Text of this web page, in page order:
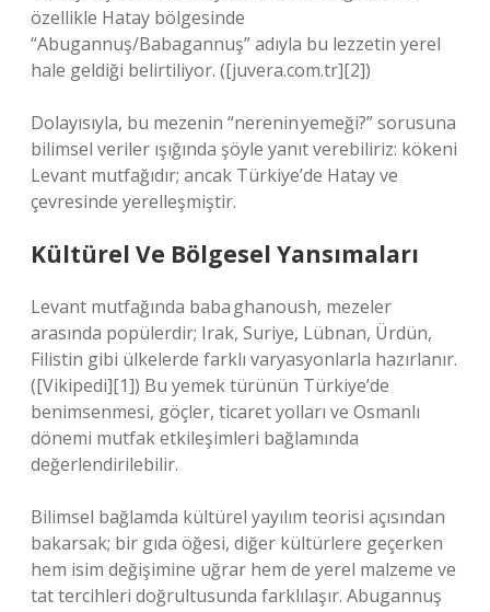
özellikle Hatay bölgesinde
“Abugannuş/Babagannuş” adıyla bu lezzetin yerel
hale geldiği belirtiliyor. ([juvera.com.tr][2])
Dolayısıyla, bu mezenin “nerenin yemeği?” sorusuna
bilimsel veriler ışığında şöyle yanıt verebiliriz: kökeni
Levant mutfağıdır; ancak Türkiye’de Hatay ve
çevresinde yerelleşmiştir.
Kültürel Ve Bölgesel Yansımaları
Levant mutfağında baba ghanoush, mezeler
arasında popülerdir; Irak, Suriye, Lübnan, Ürdün,
Filistin gibi ülkelerde farklı varyasyonlarla hazırlanır.
([Vikipedi][1]) Bu yemek türünün Türkiye’de
benimsenmesi, göçler, ticaret yolları ve Osmanlı
dönemi mutfak etkileşimleri bağlamında
değerlendirilebilir.
Bilimsel bağlamda kültürel yayılım teorisi açısından
bakarsak; bir gıda öğesi, diğer kültürlere geçerken
hem isim değişimine uğrar hem de yerel malzeme ve
tat tercihleri doğrultusunda farklılaşır. Abugannuş